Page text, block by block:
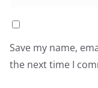
Save my name,
the next time I